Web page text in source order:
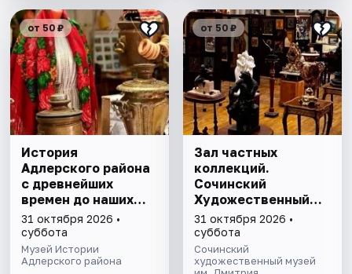
от 50 ₽
История
Адлерского района
с древнейших
времен до наших
дней. Экскурсия
31 октября 2026 •
суббота
Музей Истории
Адлерского района
от 50 ₽
Зал частных
коллекций.
Сочинский
Художественный
музей им. Д.Д.
Жилинского
31 октября 2026 •
суббота
Сочинский
художественный музей